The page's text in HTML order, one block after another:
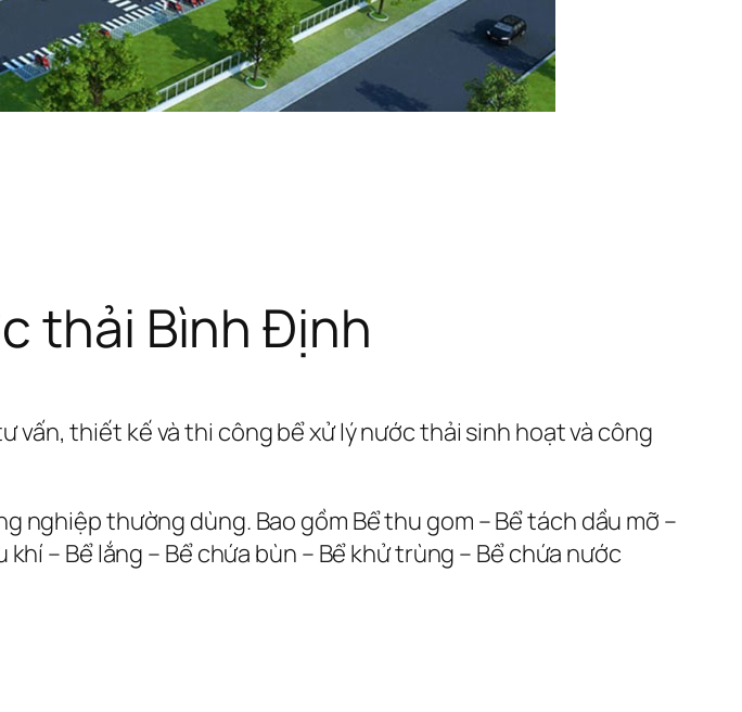
thải Bình Định
vấn, thiết kế và thi công bể xử lý nước thải sinh hoạt và công
thường dùng. Bao gồm Bể thu gom – Bể tách dầu mỡ –
– Bể lắng – Bể chứa bùn – Bể khử trùng – Bể chứa nước